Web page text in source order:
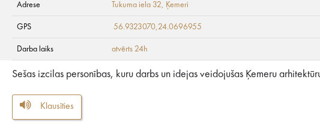
dzīvesstāsti”
Adrese Tukuma iela 32, Ķemeri
GPS 56.9323070,24.0696955
Darba laiks atvērts 24h
Sešas izcilas personības, kuru darbs un idejas veidojušas Ķemeru
Klausīties